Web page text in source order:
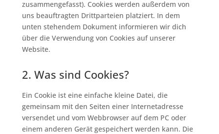
zusammengefasst). Cookies werden außerdem von
uns beauftragten Drittparteien platziert. In dem
unten stehendem Dokument informieren wir dich
über die Verwendung von Cookies auf unserer
Website.
2. Was sind Cookies?
Ein Cookie ist eine einfache kleine Datei, die
gemeinsam mit den Seiten einer Internetadresse
versendet und vom Webbrowser auf dem PC oder
einem anderen Gerät gespeichert werden kann. Die